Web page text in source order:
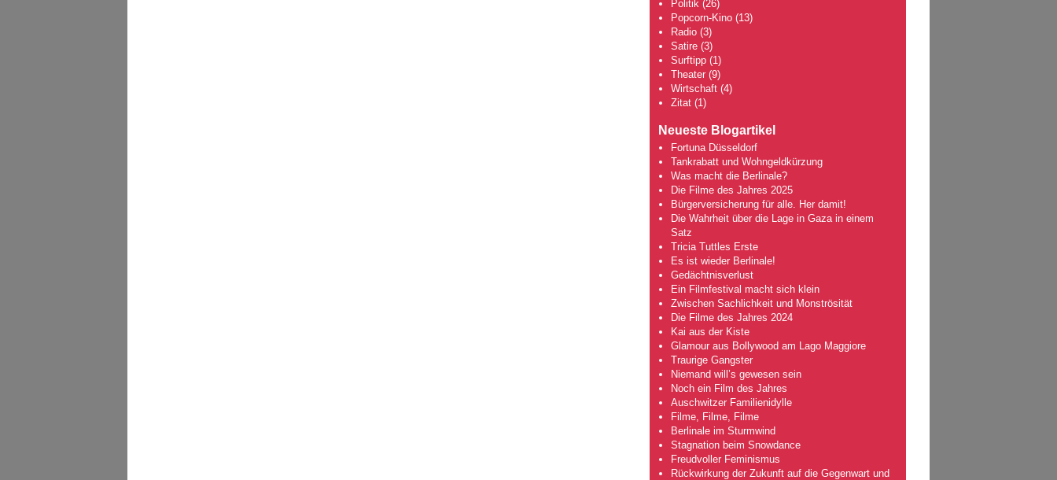
Politik(26)
Popcorn-Kino(13)
Radio(3)
Satire(3)
Surftipp(1)
Theater(9)
Wirtschaft(4)
Zitat(1)
Neueste Blogartikel
Fortuna Düsseldorf
Tankrabatt und Wohngeldkürzung
Was macht die Berlinale?
Die Filme des Jahres 2025
Bürgerversicherung für alle. Her damit!
Die Wahrheit über die Lage in Gaza in einem
Satz
Tricia Tuttles Erste
Es ist wieder Berlinale!
Gedächtnisverlust
Ein Filmfestival macht sich klein
Zwischen Sachlichkeit und Monströsität
Die Filme des Jahres 2024
Kai aus der Kiste
Glamour aus Bollywood am Lago Maggiore
Traurige Gangster
Niemand will’s gewesen sein
Noch ein Film des Jahres
Auschwitzer Familienidylle
Filme, Filme, Filme
Berlinale im Sturmwind
Stagnation beim Snowdance
Freudvoller Feminismus
Rückwirkung der Zukunft auf die Gegenwart und